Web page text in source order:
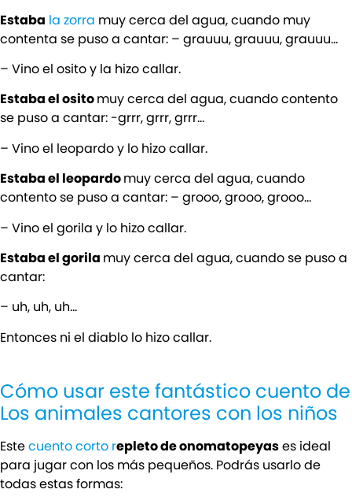
Estaba la zorra muy cerca del agua, cuando muy
contenta se puso a cantar: – grauuu, grauuu, grauuu…
– Vino el osito y la hizo callar.
Estaba el ositomuy cerca del agua, cuando contento
se puso a cantar: -grrr, grrr, grrr…
– Vino el leopardo y lo hizo callar.
Estaba el leopardomuy cerca del agua, cuando
contento se puso a cantar: – grooo, grooo, grooo…
– Vino el gorila y lo hizo callar.
Estaba el gorila muy cerca del agua, cuando se puso a
cantar:
– uh, uh, uh…
Entonces ni el diablo lo hizo callar.
Cómo usar este fantástico cuento de
Los animales cantores con los niños
Estecuento corto repleto de onomatopeyases ideal
para jugar con los más pequeños. Podrás usarlo de
todas estas formas: